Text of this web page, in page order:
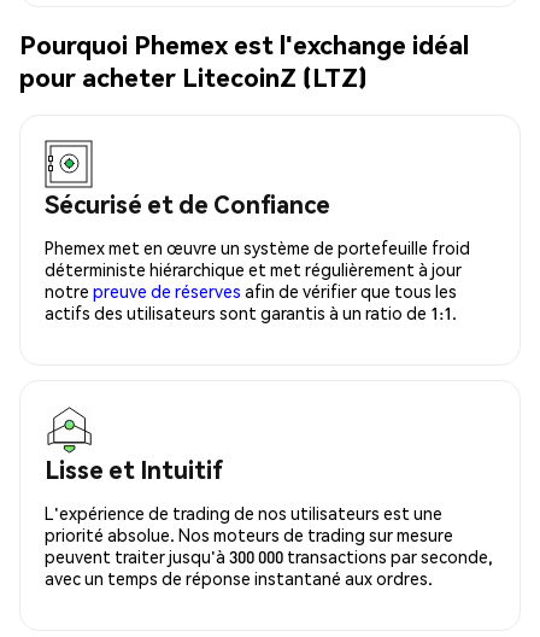
Pourquoi Phemex est l'exchange idéal
pour acheter LitecoinZ (LTZ)
Sécurisé et de Confiance
Phemex met en œuvre un système de portefeuille froid
déterministe hiérarchique et met régulièrement à jour
notre preuve de réserves afin de vérifier que tous les
actifs des utilisateurs sont garantis à un ratio de 1:1.
Lisse et Intuitif
L'expérience de trading de nos utilisateurs est une
priorité absolue. Nos moteurs de trading sur mesure
peuvent traiter jusqu'à 300 000 transactions par seconde,
avec un temps de réponse instantané aux ordres.